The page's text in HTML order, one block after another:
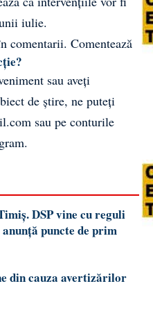
iulie.
comentarii. Comentează
sau aveți
de știre, ne puteți
sau pe conturile
.
DSP vine cu reguli
puncte de prim
din cauza avertizărilor